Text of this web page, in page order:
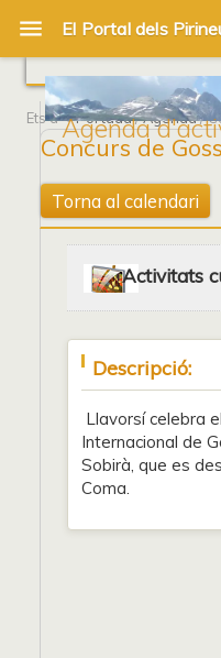
Agenda
Ets a Portada/Agenda/
Concurs de
Torna al calendari
Activitats
Descripció:
Llavorsí celebra
Internacional de
Sobirà, que es
Coma.